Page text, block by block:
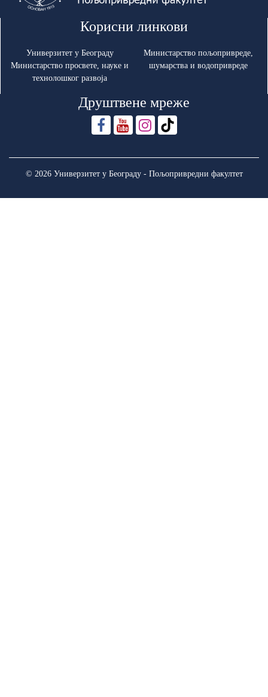
Корисни линкови
Универзитет у Београду
Министарство просвете, науке и
технолошког развоја
Министарство пољопривреде,
шумарства и водопривреде
Друштвене мреже
© 2026 Универзитет у Београду - Пољопривредни факултет